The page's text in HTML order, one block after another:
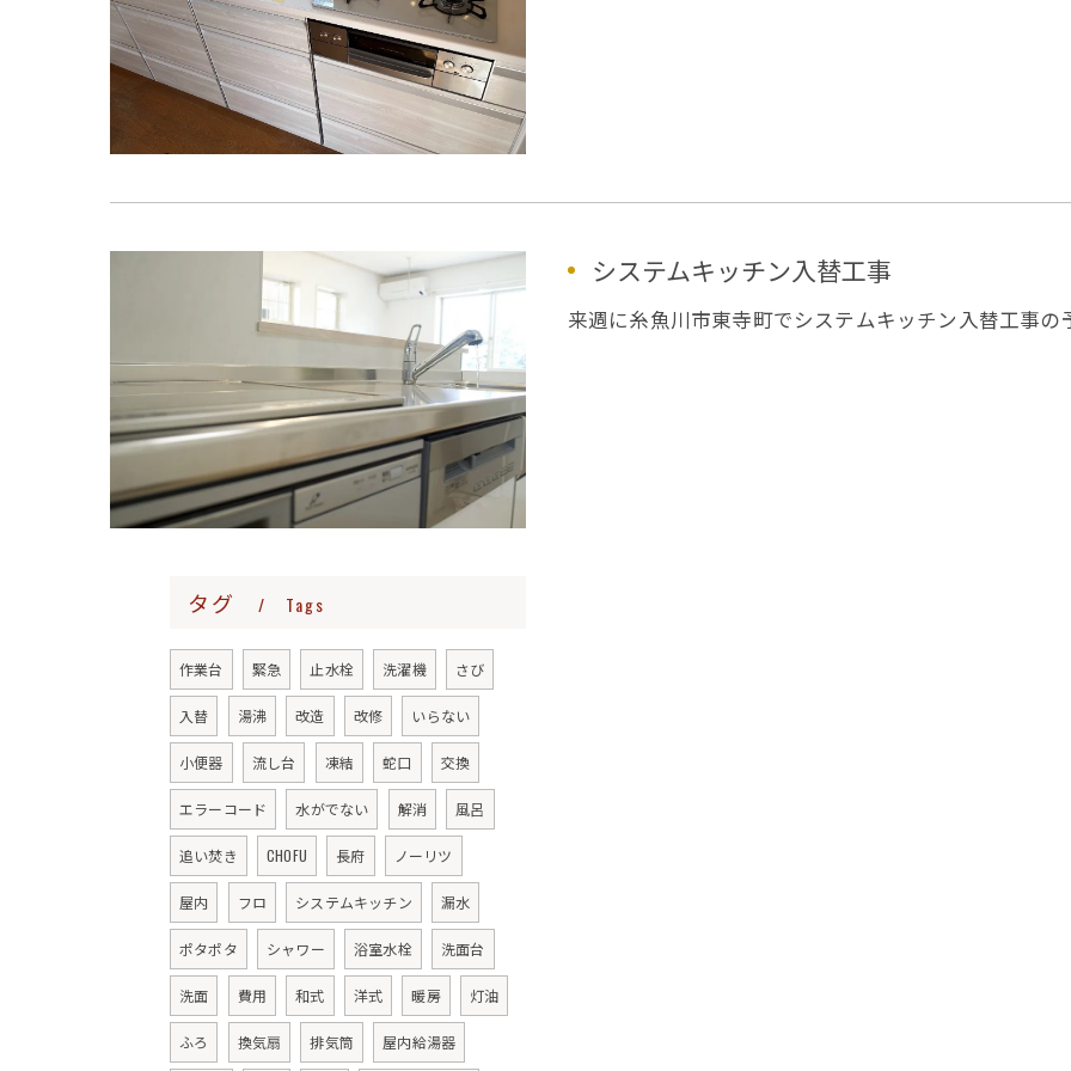
システムキッチン入替工事
来週に糸魚川市東寺町でシステムキッチン入替工事の
タグ Tags
作業台 緊急 止水栓 洗濯機 さび
入替 湯沸 改造 改修 いらない
小便器 流し台 凍結 蛇口 交換
エラーコード 水がでない 解消 風呂
追い焚き CHOFU 長府 ノーリツ
屋内 フロ システムキッチン 漏水
ポタポタ シャワー 浴室水栓 洗面台
洗面 費用 和式 洋式 暖房 灯油
ふろ 換気扇 排気筒 屋内給湯器